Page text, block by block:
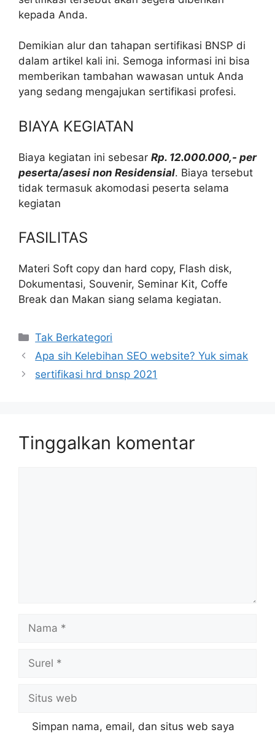
kepada Anda.
Demikian alur dan tahapan sertifikasi BNSP di
dalam artikel kali ini. Semoga informasi ini bisa
memberikan tambahan wawasan untuk Anda
yang sedang mengajukan sertifikasi profesi.
BIAYA KEGIATAN
Biaya kegiatan ini sebesar Rp. 12.000.000,- per
peserta/asesi non Residensial. Biaya tersebut
tidak termasuk akomodasi peserta selama
kegiatan
FASILITAS
Materi Soft copy dan hard copy, Flash disk,
Dokumentasi, Souvenir, Seminar Kit, Coffe
Break dan Makan siang selama kegiatan.
Kategori
Tak Berkategori
Apa sih Kelebihan SEO website? Yuk simak
sertifikasi hrd bnsp 2021
Tinggalkan komentar
Nama
Surel
Situs
web
Simpan nama, email, dan situs web saya